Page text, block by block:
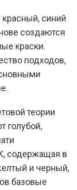
красный, синий
создаются
краски.
подходов,
теории
голубой,
содержащая в
и черный,
базовые